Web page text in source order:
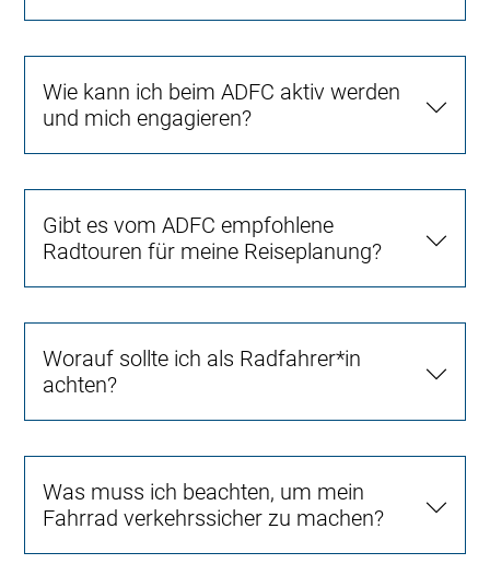
Wie kann ich beim ADFC aktiv werden
und mich engagieren?
Gibt es vom ADFC empfohlene
Radtouren für meine Reiseplanung?
Worauf sollte ich als Radfahrer*in
achten?
Was muss ich beachten, um mein
Fahrrad verkehrssicher zu machen?